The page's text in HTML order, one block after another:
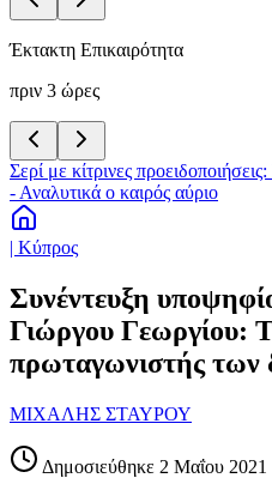
Έκτακτη Επικαιρότητα
πριν 3 ώρες
Σερί με κίτρινες
- Αναλυτικά ο καιρός αύριο
| Κύπρος
Συνέντευξη
Γιώργου Γεωργίου:
πρωταγωνιστής των
ΜΙΧΑΛΗΣ ΣΤΑΥΡΟΥ
Δημοσιεύθηκε 2 Μαΐου 2021